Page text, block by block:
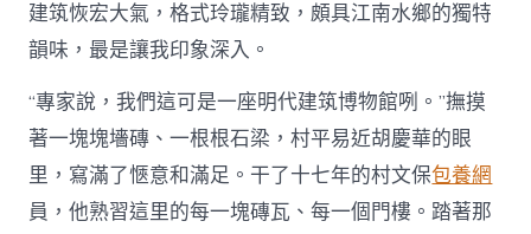
建筑恢宏大氣，格式玲瓏精致，頗具江南水鄉的獨特
韻味，最是讓我印象深入。
“專家說，我們這可是一座明代建筑博物館咧。”撫摸
著一塊塊墻磚、一根根石梁，村平易近胡慶華的眼
里，寫滿了愜意和滿足。干了十七年的村文保包養網
員，他熟習這里的每一塊磚瓦、每一個門樓。踏著那